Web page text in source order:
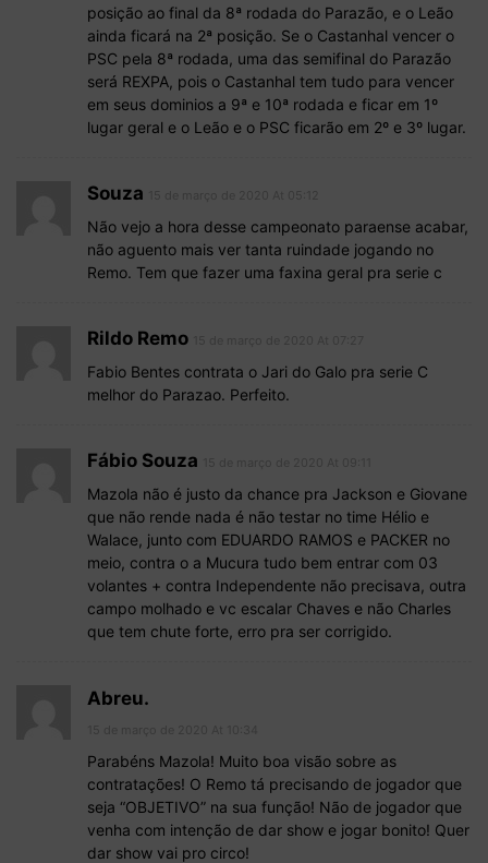
posição ao final da 8ª rodada do Parazão, e o Leão
ainda ficará na 2ª posição. Se o Castanhal vencer o
PSC pela 8ª rodada, uma das semifinal do Parazão
será REXPA, pois o Castanhal tem tudo para vencer
em seus dominios a 9ª e 10ª rodada e ficar em 1º
lugar geral e o Leão e o PSC ficarão em 2º e 3º lugar.
Souza
Não vejo a hora desse campeonato paraense acabar,
não aguento mais ver tanta ruindade jogando no
Remo. Tem que fazer uma faxina geral pra serie c
Rildo Remo
Fabio Bentes contrata o Jari do Galo pra serie C
melhor do Parazao. Perfeito.
Fábio Souza
Mazola não é justo da chance pra Jackson e Giovane
que não rende nada é não testar no time Hélio e
Walace, junto com EDUARDO RAMOS e PACKER no
meio, contra o a Mucura tudo bem entrar com 03
volantes + contra Independente não precisava, outra
campo molhado e vc escalar Chaves e não Charles
que tem chute forte, erro pra ser corrigido.
Abreu.
Parabéns Mazola! Muito boa visão sobre as
contratações! O Remo tá precisando de jogador que
seja “OBJETIVO” na sua função! Não de jogador que
venha com intenção de dar show e jogar bonito! Quer
dar show vai pro circo!